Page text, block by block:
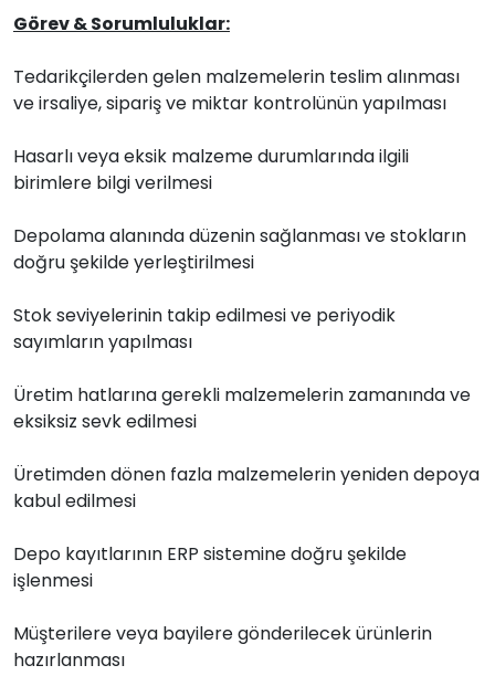
Görev & Sorumluluklar:
Tedarikçilerden gelen malzemelerin teslim alınması
ve irsaliye, sipariş ve miktar kontrolünün yapılması
Hasarlı veya eksik malzeme durumlarında ilgili
birimlere bilgi verilmesi
Depolama alanında düzenin sağlanması ve stokların
doğru şekilde yerleştirilmesi
Stok seviyelerinin takip edilmesi ve periyodik
sayımların yapılması
Üretim hatlarına gerekli malzemelerin zamanında ve
eksiksiz sevk edilmesi
Üretimden dönen fazla malzemelerin yeniden depoya
kabul edilmesi
Depo kayıtlarının ERP sistemine doğru şekilde
işlenmesi
Müşterilere veya bayilere gönderilecek ürünlerin
hazırlanması